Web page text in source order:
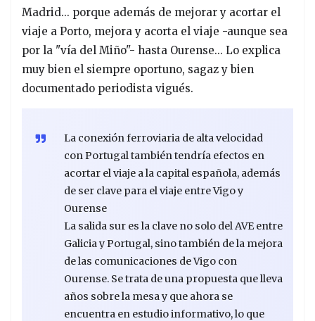
Madrid... porque además de mejorar y acortar el
viaje a Porto, mejora y acorta el viaje -aunque sea
por la "vía del Miño"- hasta Ourense... Lo explica
muy bien el siempre oportuno, sagaz y bien
documentado periodista vigués.
La conexión ferroviaria de alta velocidad
con Portugal también tendría efectos en
acortar el viaje a la capital española, además
de ser clave para el viaje entre Vigo y
Ourense
La salida sur es la clave no solo del AVE entre
Galicia y Portugal, sino también de la mejora
de las comunicaciones de Vigo con
Ourense. Se trata de una propuesta que lleva
años sobre la mesa y que ahora se
encuentra en estudio informativo, lo que